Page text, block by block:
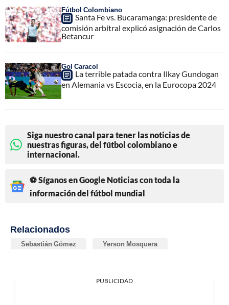
Fútbol Colombiano
Santa Fe vs. Bucaramanga: presidente de
comisión arbitral explicó asignación de Carlos
Betancur
Gol Caracol
La terrible patada contra Ilkay Gundogan
en Alemania vs Escocia, en la Eurocopa 2024
Siga nuestro canal para tener las noticias de
nuestras figuras, del fútbol colombiano e
internacional.
⚽ Síganos en Google Noticias con toda la
información del fútbol mundial
Relacionados
Sebastián Gómez Yerson Mosquera
PUBLICIDAD